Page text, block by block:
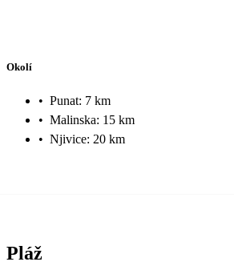
Okolí
• Punat: 7 km
• Malinska: 15 km
• Njivice: 20 km
Pláž